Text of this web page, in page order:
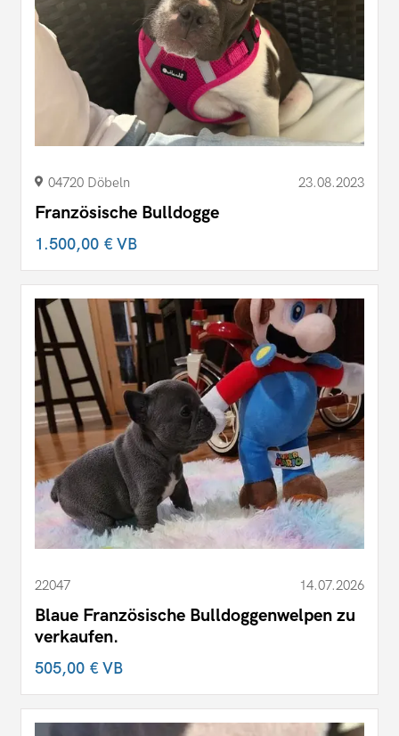
04720 Döbeln 23.08.2023
Französische Bulldogge
1.500,00 €VB
22047 14.07.2026
Blaue Französische Bulldoggenwelpen zu
verkaufen.
505,00 €VB